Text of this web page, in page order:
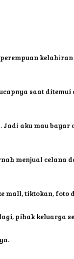
saat
aku mau bayar
menjual celana
mall, tiktokan, foto
pihak keluarga